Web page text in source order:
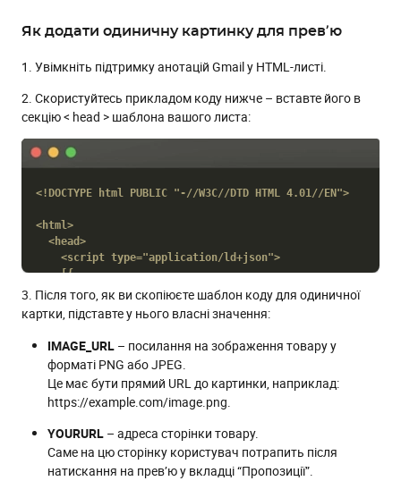
Як додати одиничну картинку для превʼю
1. Увімкніть підтримку анотацій Gmail у HTML-листі.
2. Скористуйтесь прикладом коду нижче – вставте його в
секцію < head > шаблона вашого листа:
<!DOCTYPE html PUBLIC "-//W3C//DTD HTML 4.01//EN">
<html>
  <head>
    <script type="application/ld+json">
    [{
      "@context": "http://schema.org/",
      "image": "IMAGE_URL",
      "price": PRICE,
      "priceCurrency": "USD",
      "discountValue": DISCOUNT_VALUE,
      "url": "YOURURL"
    </script>
  </head>
3. Після того, як ви скопіюєте шаблон коду для одиничної
картки, підставте у нього власні значення:
IMAGE_URL – посилання на зображення товару у
форматі PNG або JPEG.
Це має бути прямий URL до картинки, наприклад:
https://example.com/image.png.
YOURURL – адреса сторінки товару.
Саме на цю сторінку користувач потрапить після
натискання на прев’ю у вкладці “Пропозиції”.